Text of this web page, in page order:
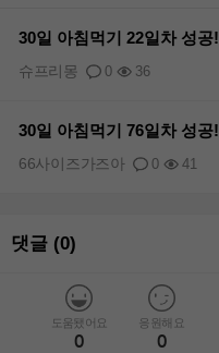
30일 아침먹기 22일차 성공!
0 36
슈프리몽
30일 아침먹기 76일차 성공!
0 41
66사이즈가즈아
댓글 (0)
도움됐어요
0
응원해요
0